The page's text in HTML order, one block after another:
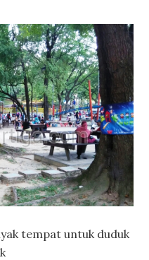
tempat untuk duduk